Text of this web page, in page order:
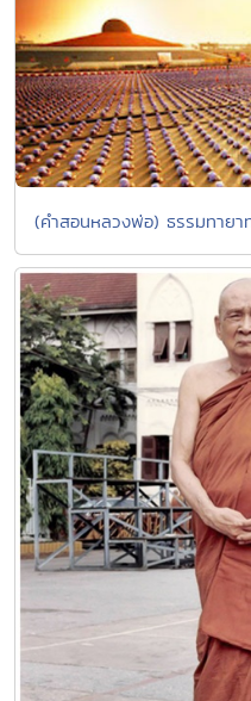
(คำสอนหลวงพ่อ) ธรรมทายา